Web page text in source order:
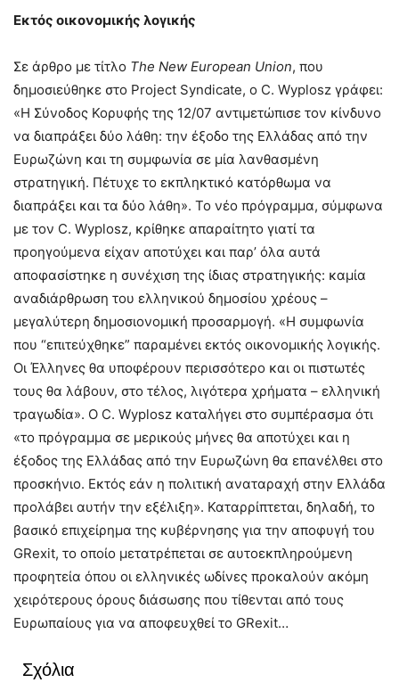
Εκτός οικονομικής λογικής
Σε άρθρο με τίτλο The New European Union, που
δημοσιεύθηκε στο Project Syndicate, ο C. Wyplosz γράφει:
«Η Σύνοδος Κορυφής της 12/07 αντιμετώπισε τον κίνδυνο
να διαπράξει δύο λάθη: την έξοδο της Ελλάδας από την
Ευρωζώνη και τη συμφωνία σε μία λανθασμένη
στρατηγική. Πέτυχε το εκπληκτικό κατόρθωμα να
διαπράξει και τα δύο λάθη». Το νέο πρόγραμμα, σύμφωνα
με τον C. Wyplosz, κρίθηκε απαραίτητο γιατί τα
προηγούμενα είχαν αποτύχει και παρ’ όλα αυτά
αποφασίστηκε η συνέχιση της ίδιας στρατηγικής: καμία
αναδιάρθρωση του ελληνικού δημοσίου χρέους –
μεγαλύτερη δημοσιονομική προσαρμογή. «Η συμφωνία
που “επιτεύχθηκε” παραμένει εκτός οικονομικής λογικής.
Οι Έλληνες θα υποφέρουν περισσότερο και οι πιστωτές
τους θα λάβουν, στο τέλος, λιγότερα χρήματα – ελληνική
τραγωδία». Ο C. Wyplosz καταλήγει στο συμπέρασμα ότι
«το πρόγραμμα σε μερικούς μήνες θα αποτύχει και η
έξοδος της Ελλάδας από την Ευρωζώνη θα επανέλθει στο
προσκήνιο. Εκτός εάν η πολιτική αναταραχή στην Ελλάδα
προλάβει αυτήν την εξέλιξη». Καταρρίπτεται, δηλαδή, το
βασικό επιχείρημα της κυβέρνησης για την αποφυγή του
GRexit, το οποίο μετατρέπεται σε αυτοεκπληρούμενη
προφητεία όπου οι ελληνικές ωδίνες προκαλούν ακόμη
χειρότερους όρους διάσωσης που τίθενται από τους
Ευρωπαίους για να αποφευχθεί το GRexit…
Σχόλια